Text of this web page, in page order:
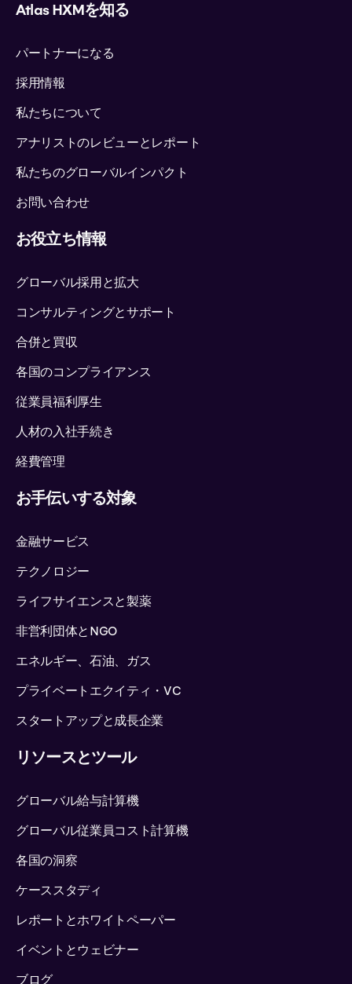
Atlas HXMを知る
パートナーになる
採用情報
私たちについて
アナリストのレビューとレポート
私たちのグローバルインパクト
お問い合わせ
お役立ち情報
グローバル採用と拡大
コンサルティングとサポート
合併と買収
各国のコンプライアンス
従業員福利厚生
人材の入社手続き
経費管理
お手伝いする対象
金融サービス
テクノロジー
ライフサイエンスと製薬
非営利団体とNGO
エネルギー、石油、ガス
プライベートエクイティ・VC
スタートアップと成長企業
リソースとツール
グローバル給与計算機
グローバル従業員コスト計算機
各国の洞察
ケーススタディ
レポートとホワイトペーパー
イベントとウェビナー
ブログ